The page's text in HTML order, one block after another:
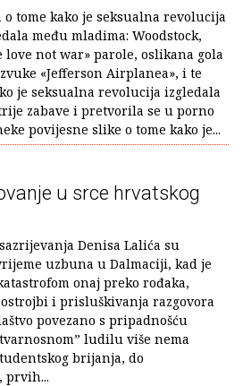
tome kako je seksualna revolucija
među mladima: Woodstock,
love not war» parole, oslikana gola
«Jefferson Airplanea», i te
je seksualna revolucija izgledala
zabave i pretvorila se u porno
povijesne slike o tome kako je...
u srce hrvatskog
Denisa Lalića su
uzbuna u Dalmaciji, kad je
onaj preko rođaka,
i prisluškivanja razgovora
povezano s pripadnošću
ludilu više nema
brijanja, do
prvih...